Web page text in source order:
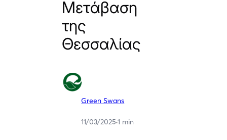
Μετάβαση
της
Θεσσαλίας
Green Swans
11/03/2025·1 min